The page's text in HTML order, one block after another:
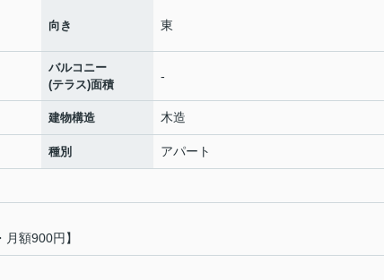
向き 東
バルコニー
(テラス)面積
-
建物構造 木造
種別 アパート
額900円】